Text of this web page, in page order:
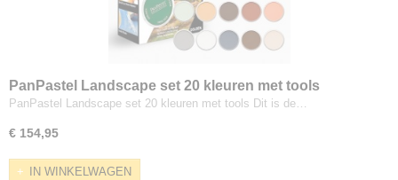
PanPastel Landscape set 20 kleuren met tools
PanPastel Landscape set 20 kleuren met tools Dit is de…
€ 154,95
IN WINKELWAGEN